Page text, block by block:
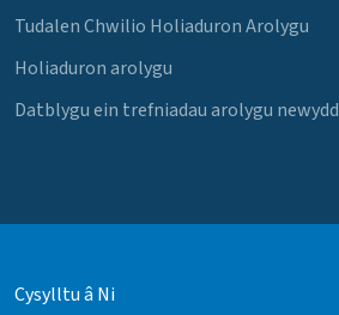
Tudalen Chwilio Holiaduron Arolygu
Holiaduron arolygu
Datblygu ein trefniadau arolygu newydd
Cysylltu â Ni